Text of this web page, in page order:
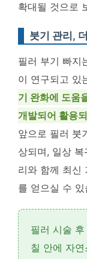
확대될 것으로
붓기 관리,
필러 부기 빠지
이 연구되고 있
기 완화에 도움
개발되어 활용
앞으로 필러 붓
상되며, 일상
리와 함께 최신
를 얻으실 수 있
필러 시술
칠 안에 자